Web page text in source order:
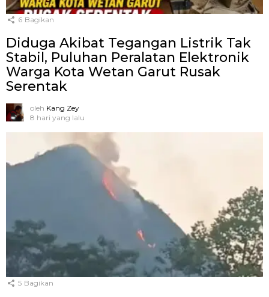
6 Bagikan
Diduga Akibat Tegangan Listrik Tak
Stabil, Puluhan Peralatan Elektronik
Warga Kota Wetan Garut Rusak
Serentak
oleh Kang Zey
8 hari yang lalu
5 Bagikan